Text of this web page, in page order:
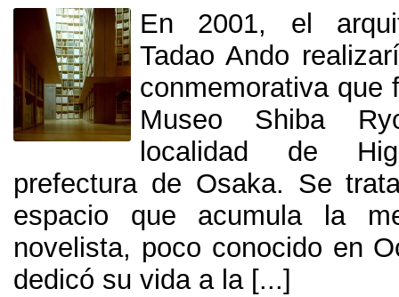
En 2001, el
Tadao Ando
conmemorativa que
Museo Shiba
localidad de
prefectura de Osaka. Se
espacio que acumula la
novelista, poco conocido en
dedicó su vida a la[...]